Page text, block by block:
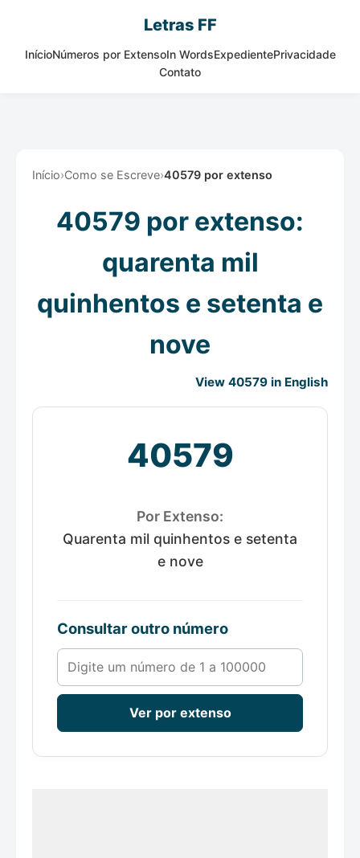
Letras FF
InícioNúmeros por ExtensoIn WordsExpedientePrivacidade
Contato
Início›Como se Escreve›40579 por extenso
40579 por extenso:
quarenta mil
quinhentos e setenta e
nove
View 40579 in English
40579
Por Extenso:
Quarenta mil quinhentos e setenta
e nove
Consultar outro número
Número de 1 a 100000
Ver por extenso